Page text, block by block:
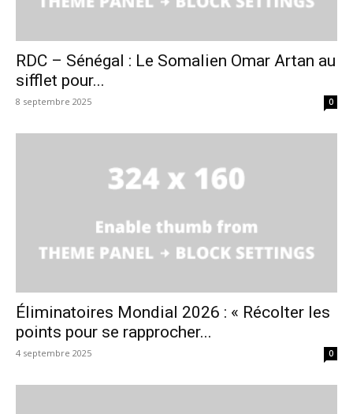
RDC – Sénégal : Le Somalien Omar Artan au
sifflet pour...
8 septembre 2025 0
Éliminatoires Mondial 2026 : « Récolter les
points pour se rapprocher...
4 septembre 2025 0